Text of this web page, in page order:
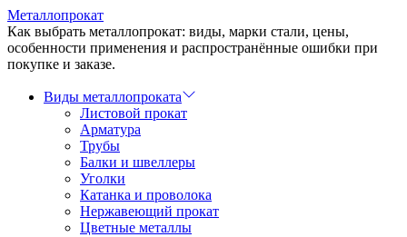
Перейти
к
содержимому
Металлопрокат
Как выбрать металлопрокат: виды, марки стали, цены,
особенности применения и распространённые ошибки при
покупке и заказе.
Виды металлопроката
Листовой прокат
Арматура
Трубы
Балки и швеллеры
Уголки
Катанка и проволока
Нержавеющий прокат
Цветные металлы